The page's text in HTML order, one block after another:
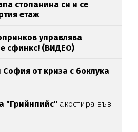
стопанина си и се
етаж
управлява
сфинкс! (ВИДЕО)
София от криза с боклука
"Грийнпийс" акостира във